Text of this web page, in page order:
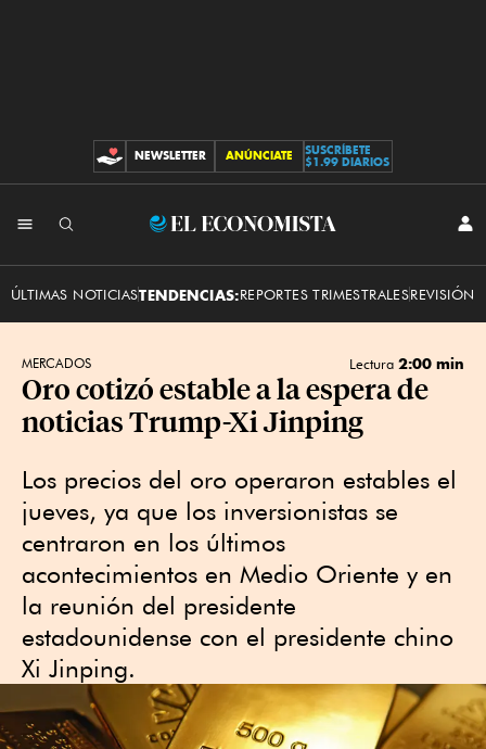
CONTRIBUCIONES
NEWSLETTER ANÚNCIATE
SUSCRÍBETE
$1.99 DIARIOS
El
ÚLTIMAS NOTICIASTENDENCIAS:REPORTES TRIMESTRALESREVISIÓN
MERCADOS Lectura 2:00 min
Oro cotizó estable a la espera de
noticias Trump-Xi Jinping
Los precios del oro operaron estables el
jueves, ya que los inversionistas se
centraron en los últimos
acontecimientos en Medio Oriente y en
la reunión del presidente
estadounidense con el presidente chino
Xi Jinping.